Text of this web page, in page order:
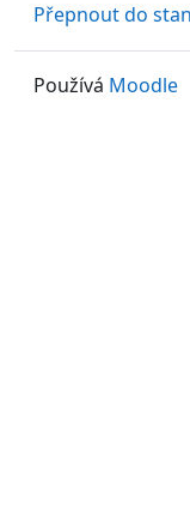
Přepnout do
Používá Moodle